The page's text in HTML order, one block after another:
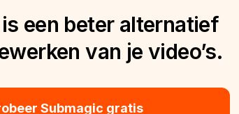
een beter alternatief
van je video’s.
Submagic gratis